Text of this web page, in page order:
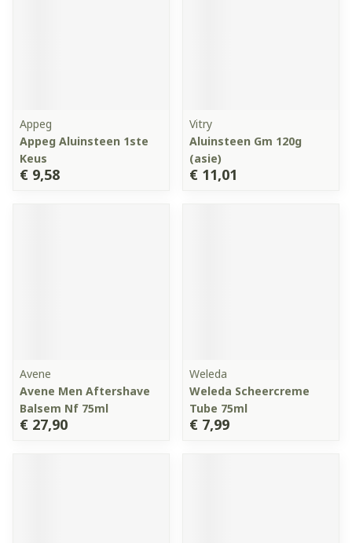
Appeg
Appeg Aluinsteen 1ste
Keus
€ 9,58
Vitry
Aluinsteen Gm 120g
(asie)
€ 11,01
Avene
Avene Men Aftershave
Balsem Nf 75ml
€ 27,90
Weleda
Weleda Scheercreme
Tube 75ml
€ 7,99